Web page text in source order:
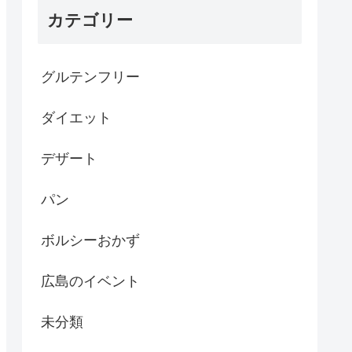
カテゴリー
グルテンフリー
ダイエット
デザート
パン
ボルシーおかず
広島のイベント
未分類